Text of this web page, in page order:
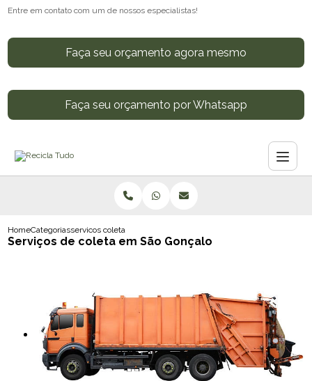
Entre em contato com um de nossos especialistas!
Faça seu orçamento agora mesmo
Faça seu orçamento por Whatsapp
HomeCategoriasservicos coleta sao goncalo
Serviços de coleta em São Gonçalo